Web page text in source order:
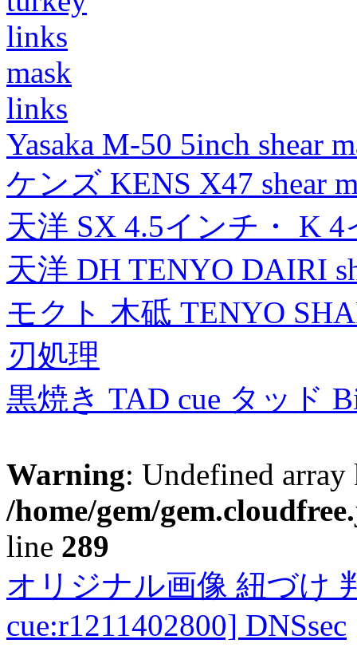
links
mask
links
Yasaka M-50 5inch shear
ケンズ KENS X47 shear
天洋 SX 4.5インチ・ K
天洋 DH TENYO DAIRI
モクト 木砥 TENYO
刃処理
黒焼き TAD cue タッド
Warning: Undefined
/home/gem/
line 289
オリジナル画像 紐づけ
cue:r1211402800] DNSsec